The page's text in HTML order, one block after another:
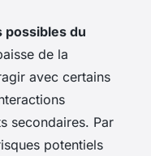
possibles du
de la
avec certains
secondaires. Par
potentiels